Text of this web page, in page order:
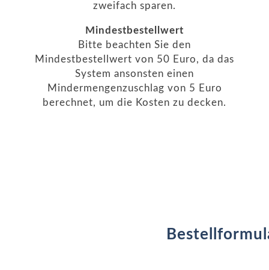
zweifach sparen.
Mindestbestellwert
Bitte beachten Sie den
Mindestbestellwert von 50 Euro, da das
System ansonsten einen
Mindermengenzuschlag von 5 Euro
berechnet, um die Kosten zu decken.